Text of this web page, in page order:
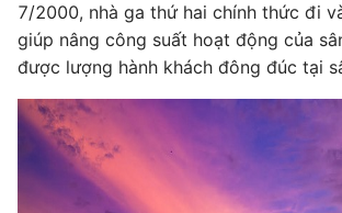
7/2000, nhà ga thứ hai chính thức đi
giúp nâng công suất hoạt động của
được lượng hành khách đông đúc tại